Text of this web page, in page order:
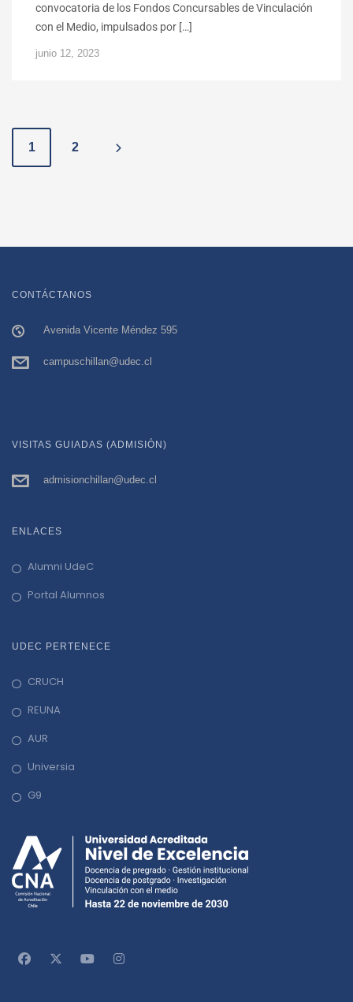
convocatoria de los Fondos Concursables de Vinculación
con el Medio, impulsados por […]
junio 12, 2023
P
o
t
s
n
a
i
g
t
i
o
n
1 2
CONTÁCTANOS
Avenida Vicente Méndez 595
campuschillan@udec.cl
VISITAS GUIADAS (ADMISIÓN)
admisionchillan@udec.cl
ENLACES
Alumni UdeC
Portal Alumnos
UDEC PERTENECE
CRUCH
REUNA
AUR
Universia
G9